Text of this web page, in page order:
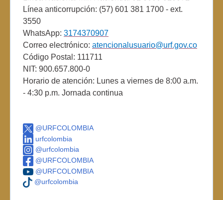
Línea anticorrupción: (57) 601 381 1700 - ext.
3550
WhatsApp: 3174370907
Correo electrónico: atencionalusuario@urf.gov.co
Código Postal: 111711
NIT: 900.657.800-0
Horario de atención: Lunes a viernes de 8:00 a.m.
- 4:30 p.m. Jornada continua
@URFCOLOMBIA
urfcolombia
@urfcolombia
@URFCOLOMBIA
@URFCOLOMBIA
@urfcolombia